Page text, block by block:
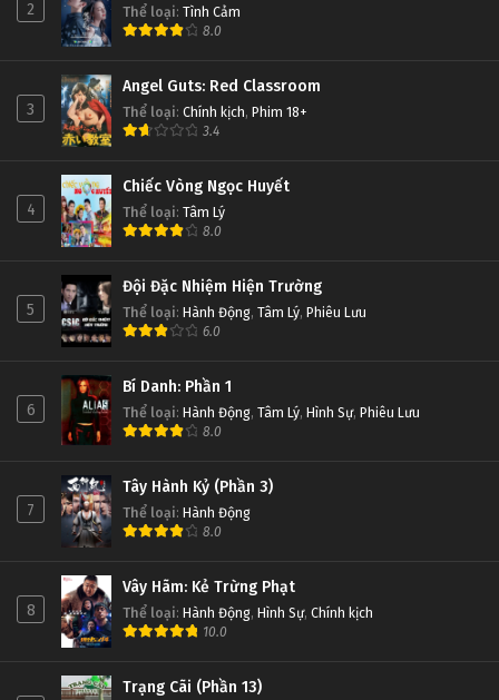
2 Thể loại: Tình Cảm
8.0
3
Angel Guts: Red Classroom
Thể loại: Chính kịch, Phim 18+
3.4
4
Chiếc Vòng Ngọc Huyết
Thể loại: Tâm Lý
8.0
5
Đội Đặc Nhiệm Hiện Trường
Thể loại: Hành Động, Tâm Lý, Phiêu Lưu
6.0
6
Bí Danh: Phần 1
Thể loại: Hành Động, Tâm Lý, Hình Sự, Phiêu Lưu
8.0
7
Tây Hành Kỷ (Phần 3)
Thể loại: Hành Động
8.0
8
Vây Hãm: Kẻ Trừng Phạt
Thể loại: Hành Động, Hình Sự, Chính kịch
10.0
Trạng Cãi (Phần 13)